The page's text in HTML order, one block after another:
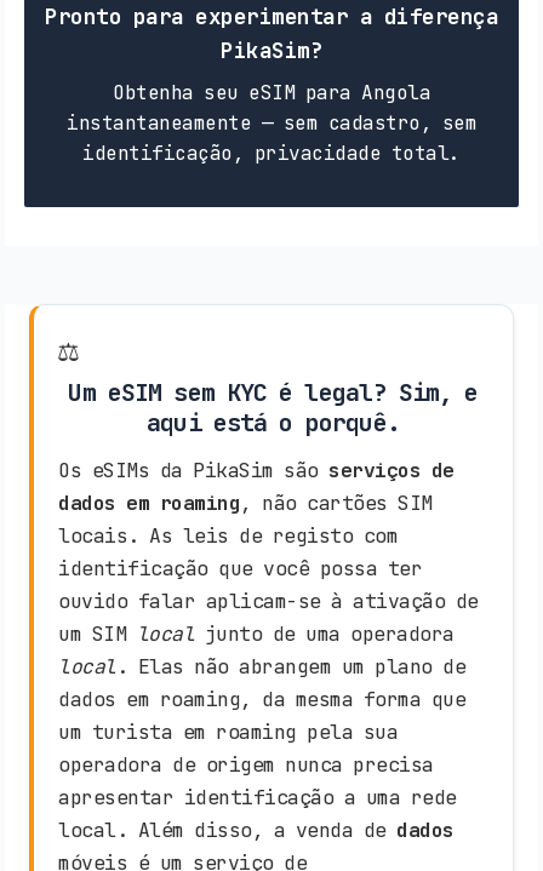
Pronto para experimentar a diferença
PikaSim?
Obtenha seu eSIM para Angola
instantaneamente — sem cadastro, sem
identificação, privacidade total.
⚖️
Um eSIM sem KYC é legal? Sim, e
aqui está o porquê.
Os eSIMs da PikaSim são serviços de
dados em roaming, não cartões SIM
locais. As leis de registo com
identificação que você possa ter
ouvido falar aplicam-se à ativação de
um SIM local junto de uma operadora
local . Elas não abrangem um plano de
dados em roaming, da mesma forma que
um turista em roaming pela sua
operadora de origem nunca precisa
apresentar identificação a uma rede
local. Além disso, a venda de dados
móveis é um serviço de